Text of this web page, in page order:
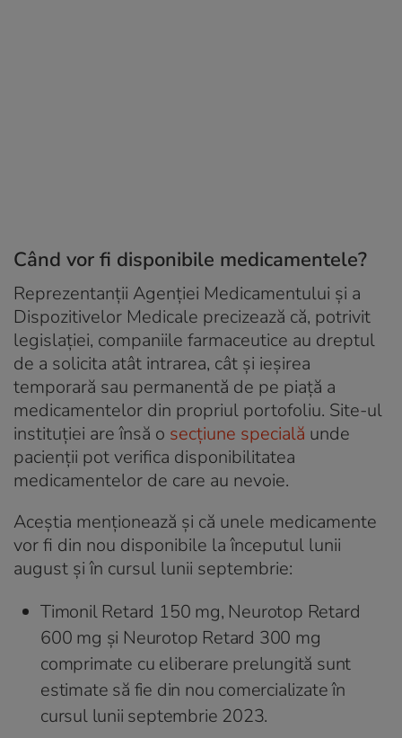
Când vor fi disponibile medicamentele?
Reprezentanţii Agenţiei Medicamentului şi a
Dispozitivelor Medicale precizează că, potrivit
legislaţiei, companiile farmaceutice au dreptul
de a solicita atât intrarea, cât şi ieşirea
temporară sau permanentă de pe piaţă a
medicamentelor din propriul portofoliu. Site-ul
instituţiei are însă o secţiune specială unde
pacienţii pot verifica disponibilitatea
medicamentelor de care au nevoie.
Aceștia menționează și că unele medicamente
vor fi din nou disponibile la începutul lunii
august şi în cursul lunii septembrie:
Timonil Retard 150 mg, Neurotop Retard
600 mg şi Neurotop Retard 300 mg
comprimate cu eliberare prelungită sunt
estimate să fie din nou comercializate în
cursul lunii septembrie 2023.